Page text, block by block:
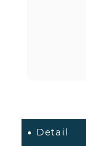
Detail